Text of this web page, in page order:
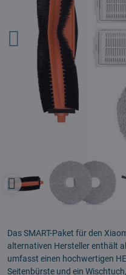
Das SMART-Paket für den
alternativen Hersteller enthält
umfasst einen hochwertigen
Seitenbürste und ein